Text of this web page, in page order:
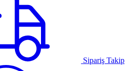
Sipariş Takip